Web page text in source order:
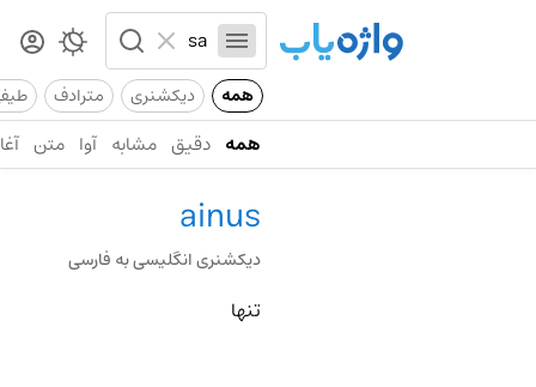
همه دیکشنری مترادف
همه دقیق مشابه آوا متن
ainus
دیکشنری انگلیسی به فارسی
تنها